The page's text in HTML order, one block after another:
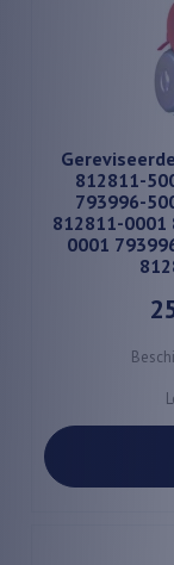
812811-
793996-
812811-0001
0001